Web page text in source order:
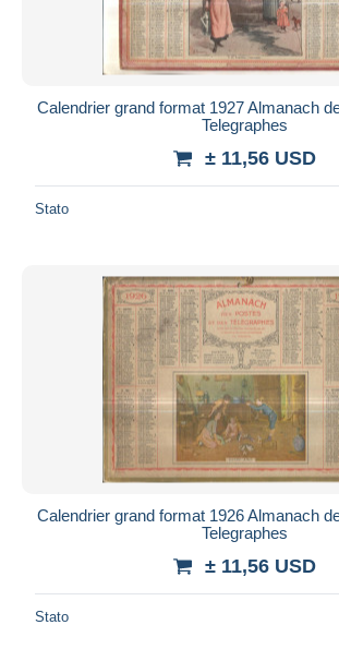
Calendrier grand format 1927 Almanach
Telegraphes
± 11,56 USD
Stato
Calendrier grand format 1926 Almanach
Telegraphes
± 11,56 USD
Stato